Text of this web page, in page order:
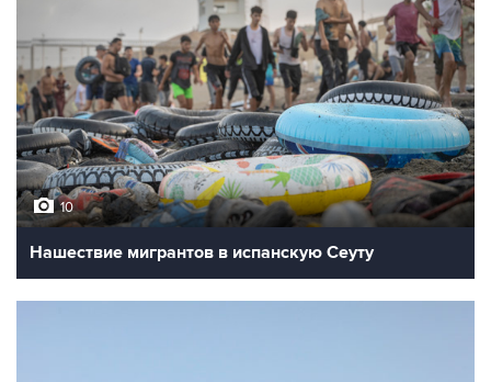
10
Фотохроника 31 июля